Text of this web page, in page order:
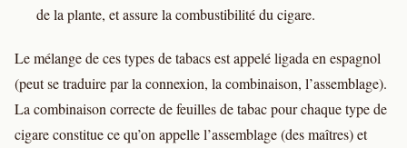
de la plante, et assure la combustibilité du cigare.
Le mélange de ces types de tabacs est appelé ligada en espagnol
(peut se traduire par la connexion, la combinaison, l’assemblage).
La combinaison correcte de feuilles de tabac pour chaque type de
cigare constitue ce qu’on appelle l’assemblage (des maîtres) et